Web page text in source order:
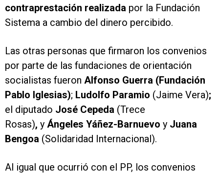
contraprestación realizada por la Fundación
Sistema a cambio del dinero percibido.
Las otras personas que firmaron los convenios
por parte de las fundaciones de orientación
socialistas fueron Alfonso Guerra (Fundación
Pablo Iglesias); Ludolfo Paramio (Jaime Vera);
el diputado José Cepeda (Trece
Rosas), y Ángeles Yáñez-Barnuevo y Juana
Bengoa (Solidaridad Internacional).
Al igual que ocurrió con el PP, los convenios